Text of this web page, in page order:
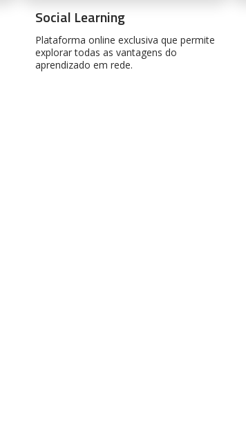
Social Learning
Plataforma online exclusiva que permite
explorar todas as vantagens do
aprendizado em rede.